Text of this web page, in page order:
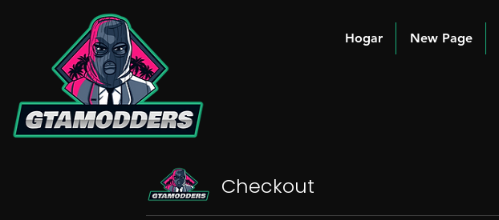
Hogar New Page
Checkout